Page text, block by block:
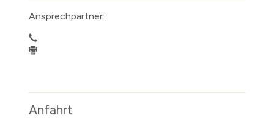
Ansprechpartner:
Anfahrt